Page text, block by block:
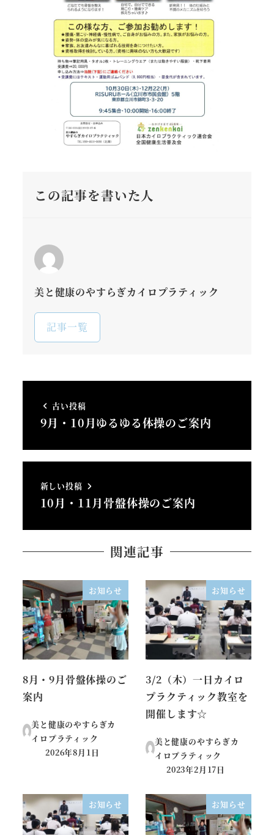
この記事を書いた人
美と健康のやすらぎカイロプラティック
記事一覧
古い投稿
9月・10月ゆるゆる体操のご案内
新しい投稿
10月・11月骨盤体操のご案内
関連記事
お知らせ
8月・9月骨盤体操のご
案内
美と健康のやすらぎカ
イロプラティック
投稿日
2026年8月1日
お知らせ
3/2（木）一日カイロ
プラクティック教室を
開催します☆
美と健康のやすらぎカ
イロプラティック
投稿日
2023年2月17日
お知らせ お知らせ